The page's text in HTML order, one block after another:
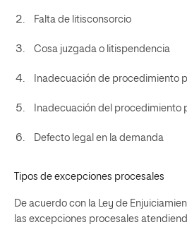
Falta de litisconsorcio
Cosa juzgada o litispendencia
Inadecuación de procedimiento
Inadecuación del procedimiento
Defecto legal en la demanda
Tipos de excepciones procesales
De acuerdo con la Ley de
las excepciones procesales